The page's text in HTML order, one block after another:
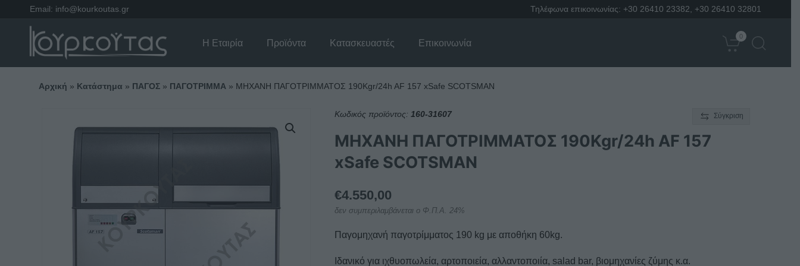
Email: info@kourkoutas.gr Τηλέφωνα επικοινωνίας: +30 26410 23382 +30 26410 32801
Η Εταιρία Προϊόντα Κατασκευαστές Επικοινωνία
0
Αρχική » Κατάστημα » ΠΑΓΟΣ» ΠΑΓΟΤΡΙΜΜΑ» ΜΗΧΑΝΗ ΠΑΓΟΤΡΙΜΜΑΤΟΣ 190Kgr/24h AF 157 xSafe SCOTSMAN
Κωδικός προϊόντος: 160-31607 Σύγκριση
ΜΗΧΑΝΗ ΠΑΓΟΤΡΙΜΜΑΤΟΣ 190Kgr/24h AF 157
xSafe SCOTSMAN
€4.550,00
δεν συμπεριλαμβάνεται ο Φ.Π.Α. 24%
Παγομηχανή παγοτρίμματος 190 kg με αποθήκη 60kg.
Ιδανικό για ιχθυοπωλεία, αρτοποιεία, αλλαντοποιία, salad bar, βιομηχανίες ζύμης κ.α.